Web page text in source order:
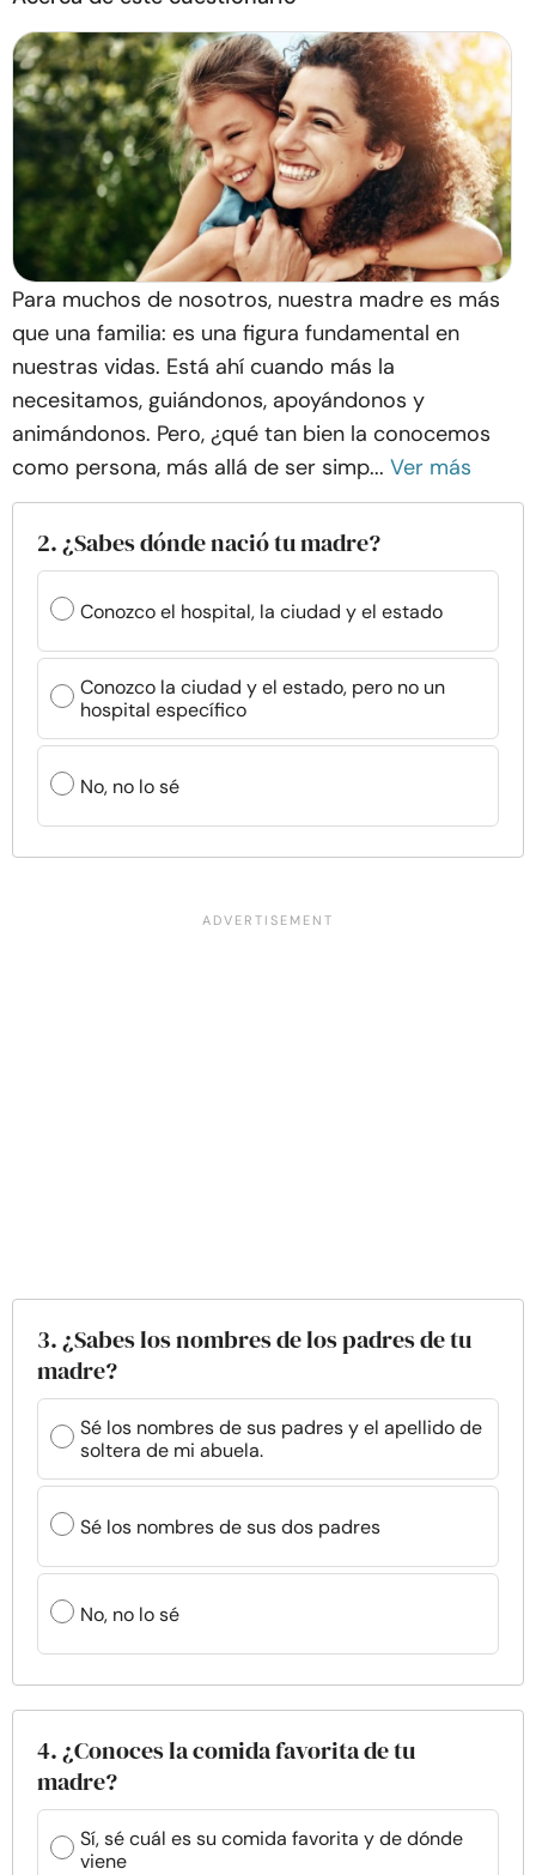
© Copyright 2026. Todos los derechos reservados.
Para muchos de nosotros, nuestra madre es más
que una familia: es una figura fundamental en
nuestras vidas. Está ahí cuando más la
necesitamos, guiándonos, apoyándonos y
animándonos. Pero, ¿qué tan bien la conocemos
como persona, más allá de ser simp... Ver más
2. ¿Sabes dónde nació tu madre?
Conozco el hospital, la ciudad y el estado
Conozco la ciudad y el estado, pero no un
hospital específico
No, no lo sé
3. ¿Sabes los nombres de los padres de tu
madre?
Sé los nombres de sus padres y el apellido de
soltera de mi abuela.
Sé los nombres de sus dos padres
No, no lo sé
4. ¿Conoces la comida favorita de tu
madre?
Sí, sé cuál es su comida favorita y de dónde
viene